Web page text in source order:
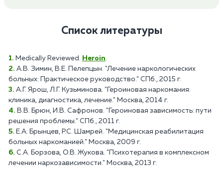
Список литературы
Medically Reviewed. Heroin.
А.В. Зимин, В.Е. Пелепцын. "Лечение наркологических
больных: Практическое руководство." СПб., 2015 г.
А.Г. Ярош, Л.Г. Кузьминова. "Героиновая наркомания:
клиника, диагностика, лечение." Москва, 2014 г.
В.В. Брюн, И.В. Сафронов. "Героиновая зависимость: пути
решения проблемы." СПб., 2011 г.
Е.А. Брынцев, Р.С. Шамрей. "Медицинская реабилитация
больных наркоманией." Москва, 2009 г.
С.А. Борзова, О.В. Жукова. "Психотерапия в комплексном
лечении наркозависимости." Москва, 2013 г.